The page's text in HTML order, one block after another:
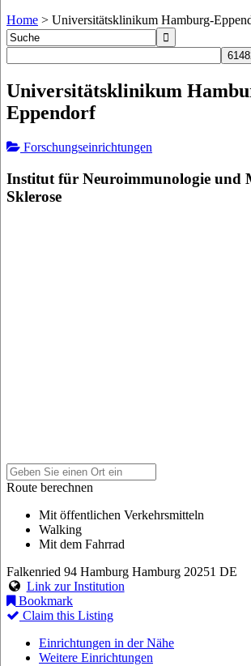
Home > Universitätsklinikum Hamburg-
Universitätsklinikum
Eppendorf
Forschungseinrichtungen
Institut für Neuroimmunologie und
Sklerose
Route berechnen
Mit öffentlichen Verkehrsmitteln
Walking
Mit dem Fahrrad
Falkenried 94 Hamburg Hamburg 20251 DE
Link zur Institution
Bookmark
Claim this Listing
Einrichtungen in der Nähe
Weitere Einrichtungen